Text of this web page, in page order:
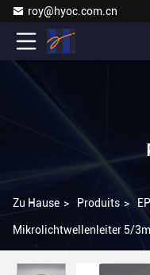
roy@hyoc.com.cn
Zu Hause > Produits >
Mikrolichtwellenleiter 5/